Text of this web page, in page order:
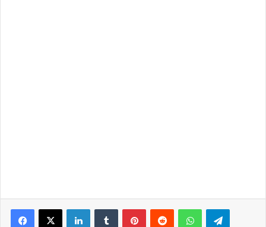
LinkedInTumblrPinterestReddit WhatsApp